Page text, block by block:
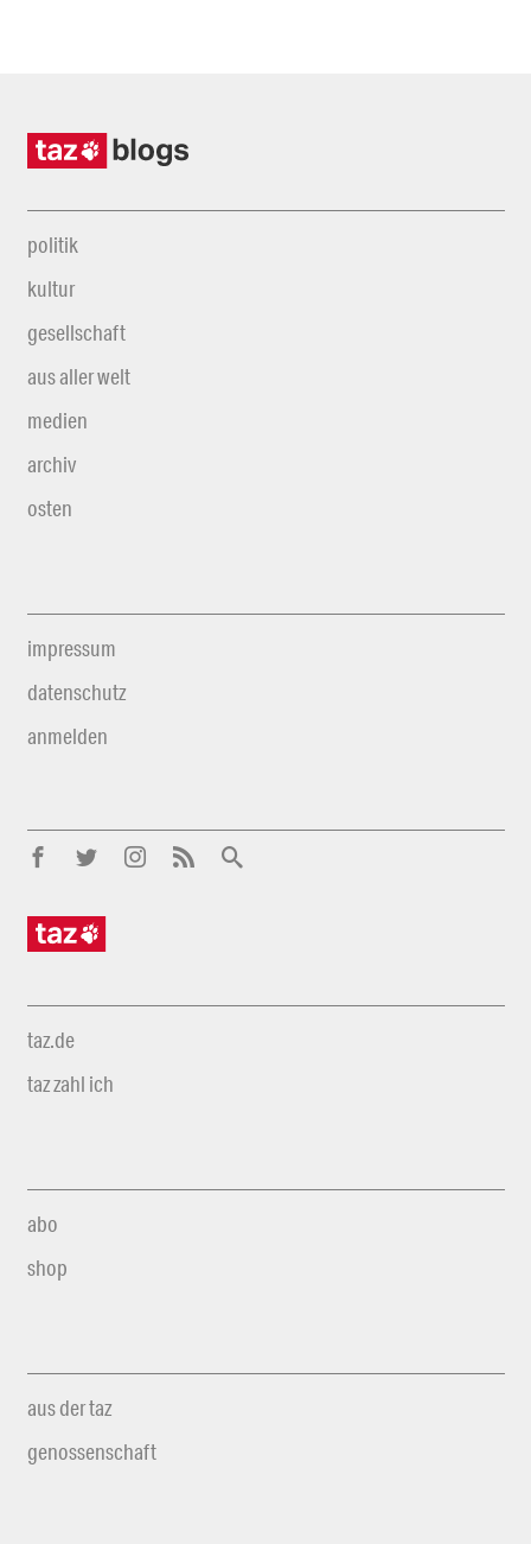
politik
kultur
gesellschaft
aus aller welt
medien
archiv
osten
impressum
datenschutz
anmelden
taz.de
taz zahl ich
abo
shop
aus der taz
genossenschaft